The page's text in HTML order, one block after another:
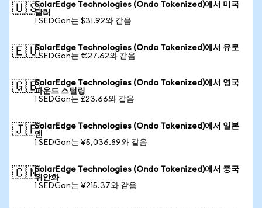
🇺🇸SolarEdge Technologies (Ondo Tokenized)에서 미국
달러
1 SEDGon는 $31.92와 같음
🇪🇺SolarEdge Technologies (Ondo Tokenized)에서 유로
1 SEDGon는 €27.62와 같음
🇬🇧SolarEdge Technologies (Ondo Tokenized)에서 영국
파운드 스털링
1 SEDGon는 £23.66와 같음
🇯🇵SolarEdge Technologies (Ondo Tokenized)에서 일본
엔
1 SEDGon는 ¥5,036.89와 같음
🇨🇳SolarEdge Technologies (Ondo Tokenized)에서 중국
위안화
1 SEDGon는 ¥215.37와 같음